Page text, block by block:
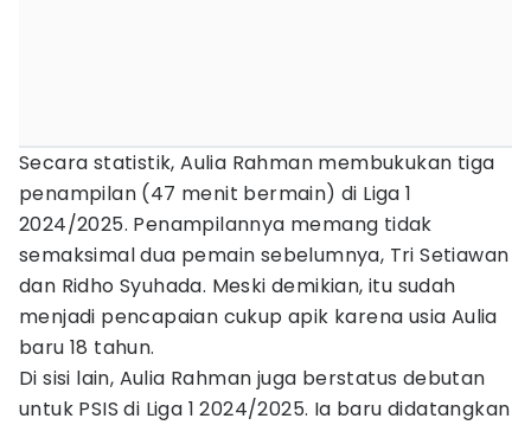
Secara statistik, Aulia Rahman membukukan tiga
penampilan (47 menit bermain) di Liga 1
2024/2025. Penampilannya memang tidak
semaksimal dua pemain sebelumnya, Tri Setiawan
dan Ridho Syuhada. Meski demikian, itu sudah
menjadi pencapaian cukup apik karena usia Aulia
baru 18 tahun.
Di sisi lain, Aulia Rahman juga berstatus debutan
untuk PSIS di Liga 1 2024/2025. Ia baru didatangkan